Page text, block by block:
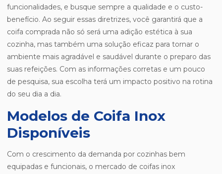
funcionalidades, e busque sempre a qualidade e o custo-
benefício. Ao seguir essas diretrizes, você garantirá que a
coifa comprada não só será uma adição estética à sua
cozinha, mas também uma solução eficaz para tornar o
ambiente mais agradável e saudável durante o preparo das
suas refeições. Com as informações corretas e um pouco
de pesquisa, sua escolha terá um impacto positivo na rotina
do seu dia a dia.
Modelos de Coifa Inox
Disponíveis
Com o crescimento da demanda por cozinhas bem
equipadas e funcionais, o mercado de coifas inox